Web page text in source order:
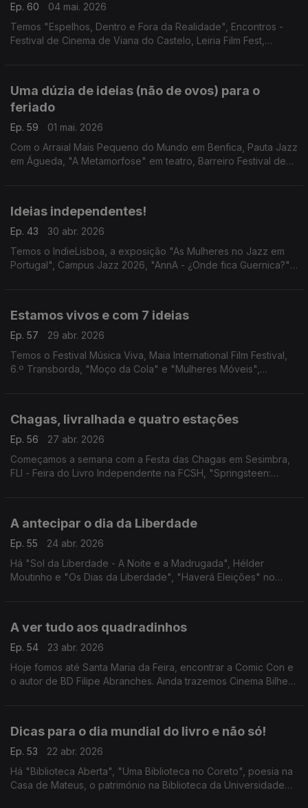
Ep. 60
04 mai. 2026
Temos "Espelhos, Dentro e Fora da Realidade", Encontros -
Festival de Cinema de Viana do Castelo, Leiria Film Fest,
Uma dúzia de ideias (não de ovos) para o
feriado
Ep. 59
01 mai. 2026
Com o Arraial Mais Pequeno do Mundo em Benfica, Pauta Jazz
em Águeda, "A Metamorfose" em teatro, Barreiro Festival de
Ideias independentes!
Ep. 43
30 abr. 2026
Temos o IndieLisboa, a exposição "As Mulheres no Jazz em
Portugal", Campus Jazz 2026, "AnnA - ¿Onde fica Guernica?",
Estamos vivos e com 7 ideias
Ep. 57
29 abr. 2026
Temos o Festival Música Viva, Maia International Film Festival,
6.º Transborda, "Moço da Cola" e "Mulheres Móveis",
Chagas, livralhada e quatro estações
Ep. 56
27 abr. 2026
Começamos a semana com a Festa das Chagas em Sesimbra,
FLI - Feira do Livro Independente na FCSH, "Springsteen:
A antecipar o dia da Liberdade
Ep. 55
24 abr. 2026
Há "Sol da Liberdade - A Noite e a Madrugada", Hélder
Moutinho e "Os Dias da Liberdade", "Haverá Eleições" no
A ver tudo aos quadradinhos
Ep. 54
23 abr. 2026
Hoje fomos até Santa Maria da Feira, encontrar a Comic Con e
o autor de BD Filipe Abranches. Ainda trazemos Cinema Bilhete
Dicas para o dia mundial do livro e não só!
Ep. 53
22 abr. 2026
Há "Biblioteca Aberta", "Uma Biblioteca no Coreto", poesia na
Casa de Mateus, o património na Biblioteca da Universidade